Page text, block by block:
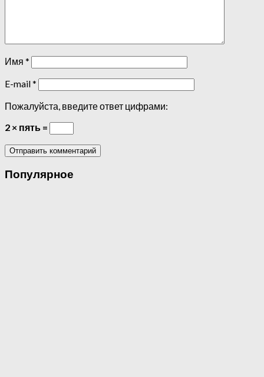
Имя *
E-mail*
Пожалуйста, введите ответ цифрами:
2 × пять =
Популярное